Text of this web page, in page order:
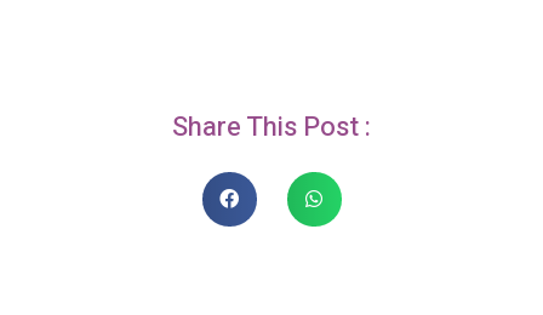
Share This Post :